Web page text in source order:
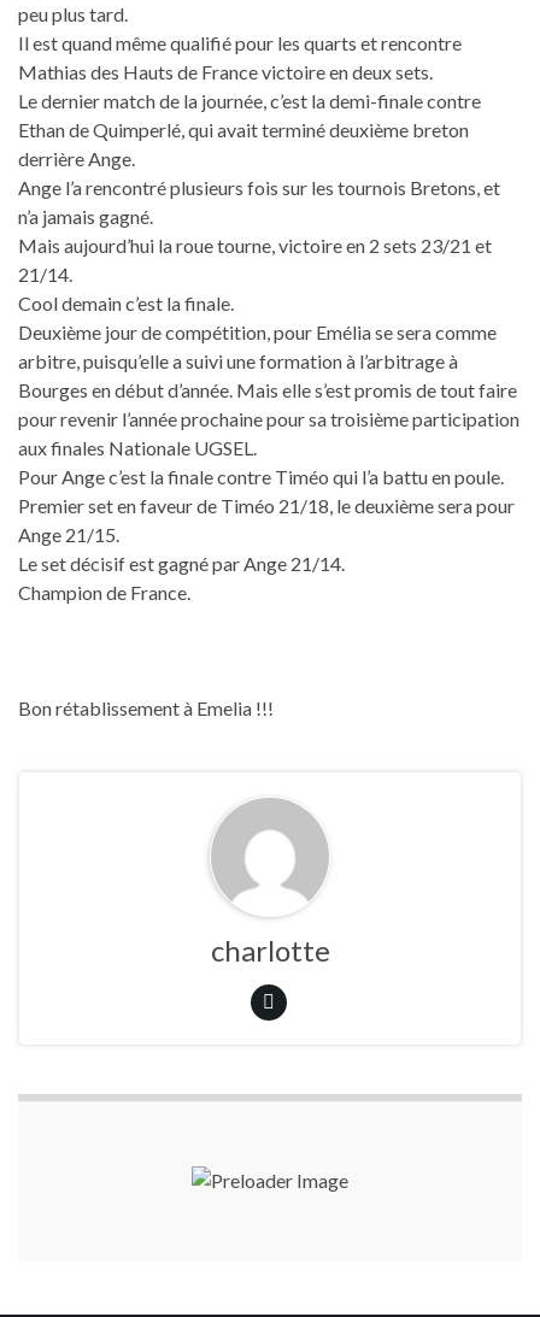
peu plus tard.
Il est quand même qualifié pour les quarts et rencontre
Mathias des Hauts de France victoire en deux sets.
Le dernier match de la journée, c’est la demi-finale contre
Ethan de Quimperlé, qui avait terminé deuxième breton
derrière Ange.
Ange l’a rencontré plusieurs fois sur les tournois Bretons, et
n’a jamais gagné.
Mais aujourd’hui la roue tourne, victoire en 2 sets 23/21 et
21/14.
Cool demain c’est la finale.
Deuxième jour de compétition, pour Emélia se sera comme
arbitre, puisqu’elle a suivi une formation à l’arbitrage à
Bourges en début d’année. Mais elle s’est promis de tout faire
pour revenir l’année prochaine pour sa troisième participation
aux finales Nationale UGSEL.
Pour Ange c’est la finale contre Timéo qui l’a battu en poule.
Premier set en faveur de Timéo 21/18, le deuxième sera pour
Ange 21/15.
Le set décisif est gagné par Ange 21/14.
Champion de France.
Bon rétablissement à Emelia !!!
charlotte